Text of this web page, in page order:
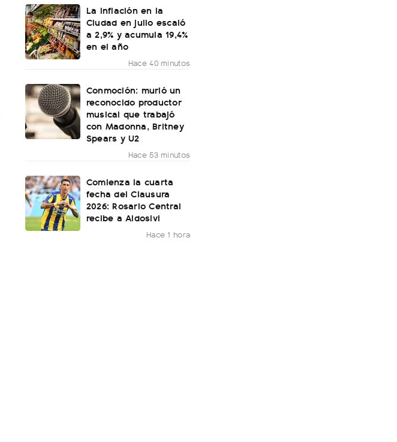
La inflación en la
Ciudad en julio escaló
a 2,9% y acumula 19,4%
en el año
Hace 40 minutos
Conmoción: murió un
reconocido productor
musical que trabajó
con Madonna, Britney
Spears y U2
Hace 53 minutos
Comienza la cuarta
fecha del Clausura
2026: Rosario Central
recibe a Aldosivi
Hace 1 hora